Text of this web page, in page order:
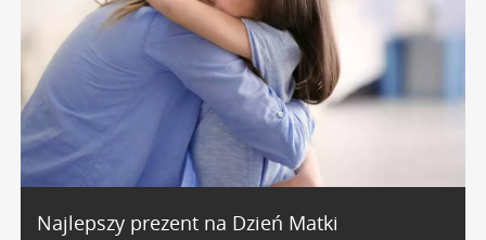
Najlepszy prezent na Dzień Matki